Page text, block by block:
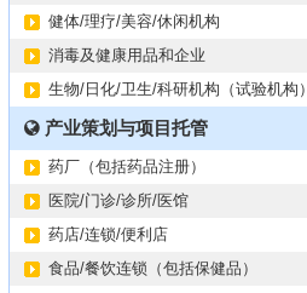
健体/理疗/美容/休闲机构
消毒及健康用品和企业
生物/日化/卫生/科研机构（试验机构）
产业策划与项目托管
药厂（包括药品注册）
医院/门诊/诊所/医馆
药店/连锁/便利店
食品/餐饮连锁（包括保健品）